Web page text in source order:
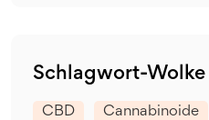
Schlagwort-Wolke
CBD Cannabinoide